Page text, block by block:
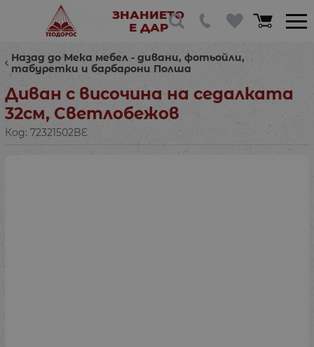
ЗНАНИЕТО
Е ДАР
Назад до Мека мебел - дивани, фотьойли,
табуретки и барбарони Полша
Диван с височина на седалката
32см, Светлобежов
Код: 72321502BE